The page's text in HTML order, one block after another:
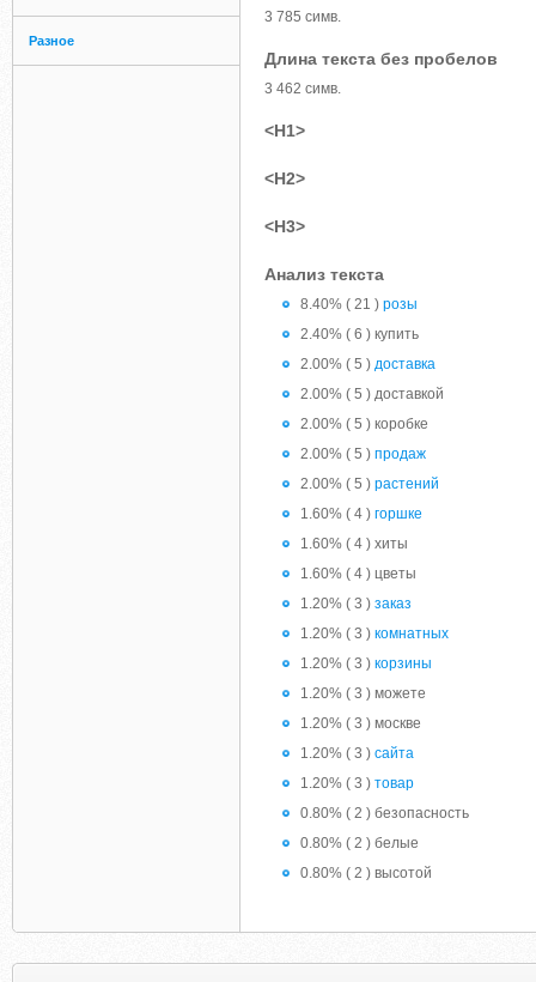
Разное
3 785 симв.
Длина текста без пробелов
3 462 симв.
<H1>
<H2>
<H3>
Анализ текста
8.40% ( 21 ) розы
2.40% ( 6 ) купить
2.00% ( 5 ) доставка
2.00% ( 5 ) доставкой
2.00% ( 5 ) коробке
2.00% ( 5 ) продаж
2.00% ( 5 ) растений
1.60% ( 4 ) горшке
1.60% ( 4 ) хиты
1.60% ( 4 ) цветы
1.20% ( 3 ) заказ
1.20% ( 3 ) комнатных
1.20% ( 3 ) корзины
1.20% ( 3 ) можете
1.20% ( 3 ) москве
1.20% ( 3 ) сайта
1.20% ( 3 ) товар
0.80% ( 2 ) безопасность
0.80% ( 2 ) белые
0.80% ( 2 ) высотой